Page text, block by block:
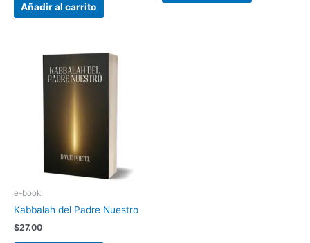
Añadir al carrito
e-book
Kabbalah del Padre Nuestro
$27.00